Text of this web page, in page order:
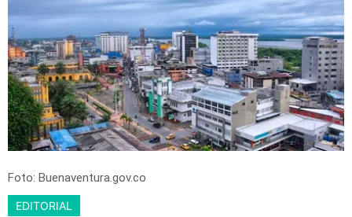
Foto: Buenaventura.gov.co
EDITORIAL